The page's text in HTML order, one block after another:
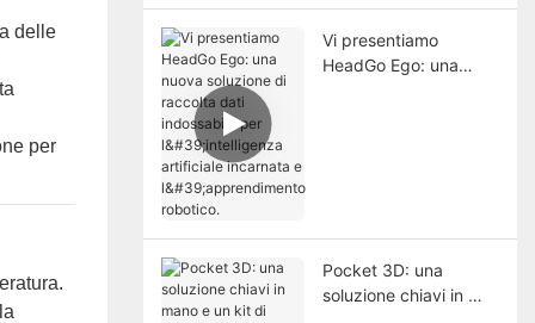
delle
per
Vi presentiamo
HeadGo Ego: una
robotico.
Pocket 3D: una
soluzione chiavi in ​​